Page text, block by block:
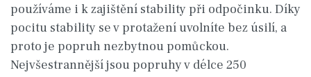
používáme i k zajištění stability při odpočinku. Díky
pocitu stability se v protažení uvolníte bez úsilí, a
proto je popruh nezbytnou pomůckou.
Nejvšestrannější jsou popruhy v délce 250